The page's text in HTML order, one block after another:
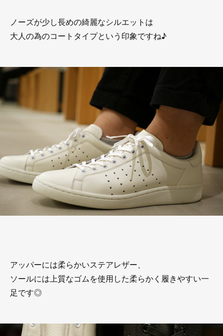
ノーズが少し長めの綺麗なシルエットは
大人の為のコートタイプという印象ですね♪
アッパーには柔らかいステアレザー、
ソールには上質なゴムを使用した柔らかく履きやすい一
足です◎